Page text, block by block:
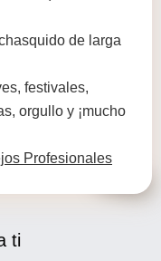
de larga
festivales,
orgullo y ¡mucho
Profesionales
ti